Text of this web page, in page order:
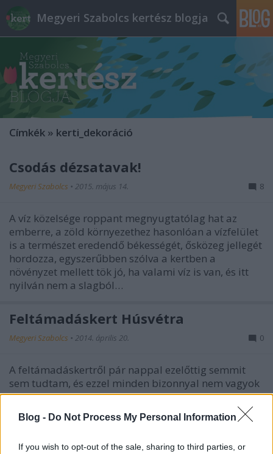
Blog - Do Not Process My Personal Information
If you wish to opt-out of the sale, sharing to third parties, or
Megyeri Szabolcs kertész blogja
Címkék » kerti_dekoráció
Csodás dézsatavak!
Megyeri Szabolcs • 2015. május 14. 8
A víz közelsége roppant megnyugtatólag hat az
emberre, a zöld környezethez hasonlóan a vízfelület
is a természet eredendő békességét, ősközeg jellegét
hordozza, egyszerűbben szólva a kertben a
növényzet mellett tök jó, ha valami víz is van, és itt
nyilván nem a slagból…
Feltámadáskert Húsvétra
Megyeri Szabolcs • 2014. április 20. 0
A feltámadáskertről pár nappal ezelőttig semmit
sem tudtam, és ezzel minden bizonnyal nem vagyok
egyedül. A húsvéti ünnephez kapcsolódó - ízlés
szerint kissé bizarr, vagy épp méltóságteljes -
dekoráció, de akár installációnak is nevezhetjük, a